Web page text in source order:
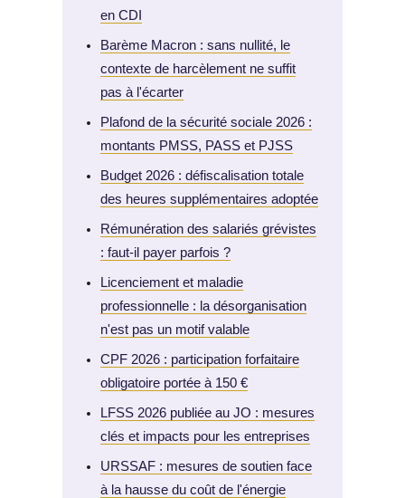
en CDI
Barème Macron : sans nullité, le
contexte de harcèlement ne suffit
pas à l'écarter
Plafond de la sécurité sociale 2026 :
montants PMSS, PASS et PJSS
Budget 2026 : défiscalisation totale
des heures supplémentaires adoptée
Rémunération des salariés grévistes
: faut-il payer parfois ?
Licenciement et maladie
professionnelle : la désorganisation
n'est pas un motif valable
CPF 2026 : participation forfaitaire
obligatoire portée à 150 €
LFSS 2026 publiée au JO : mesures
clés et impacts pour les entreprises
URSSAF : mesures de soutien face
à la hausse du coût de l'énergie